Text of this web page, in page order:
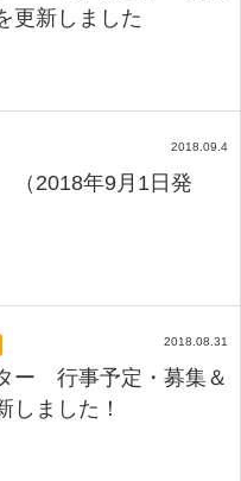
更新しました
2018.09.4
2018年9月1日発
2018.08.31
ー 行事予定・募集＆
しました！